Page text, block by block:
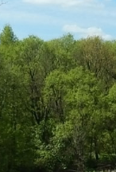
двулистной,
ценопопуляция
комплекса и
в одном месте.
мхов, относящихся к
Они образуют
открытых
в липняках и
является
сообщества
снятия с них